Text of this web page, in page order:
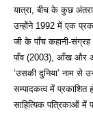
यात्रा, बीच के कुछ
उन्होंने 1992 में एक
जी के पाँच कहानी-
पाँव (2003), आँख और
‘उसकी दुनिया’ नाम से
सम्पादकत्व में प्रकाशित
साहित्यिक पत्रिकाओं में